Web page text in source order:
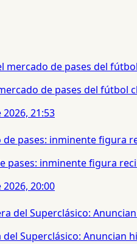
de pases del fútbol
21:53
pases: inminente figura
20:00
Superclásico: Anuncian